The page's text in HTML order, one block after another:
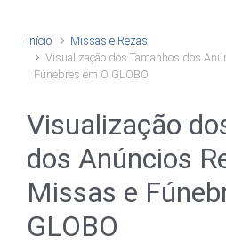
Início
Missas e Rezas
Visualização dos Tamanhos dos
Fúnebres em O GLOBO
Visualização
dos Anúncios
Missas e
GLOBO